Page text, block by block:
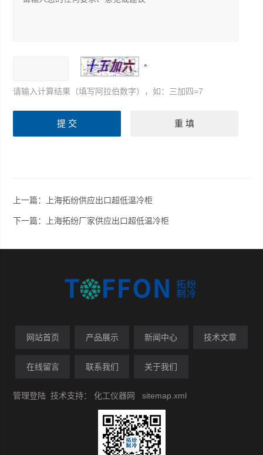
请输入计算结果（填写阿拉伯数字），如：三加四=7
上一篇： 上海拓纷供应出口超低温冷柜
下一篇： 上海拓纷厂家供应出口超低温冷柜
网站首页 产品展示 新闻中心 技术文章
在线留言 联系我们 关于我们
管理登陆 技术支持：化工仪器网 sitemap.xml